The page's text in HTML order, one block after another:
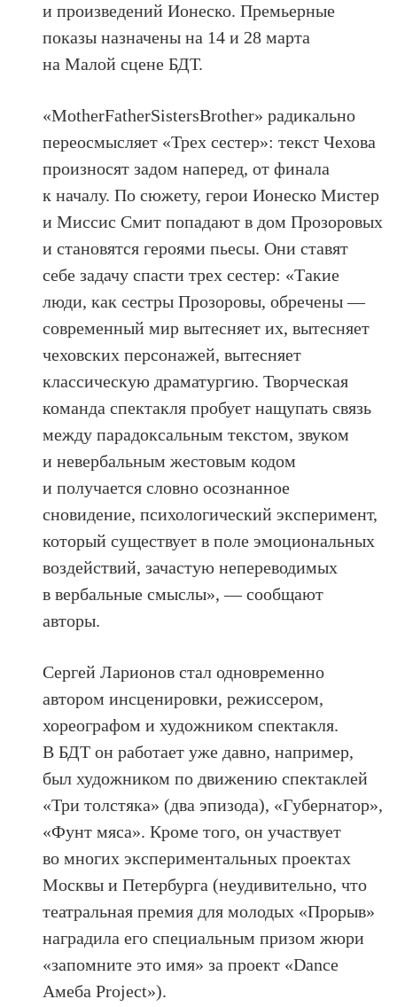
и произведений Ионеско. Премьерные
показы назначены на 14 и 28 марта
на Малой сцене БДТ.
«MotherFatherSistersBrother» радикально
переосмысляет «Трех сестер»: текст Чехова
произносят задом наперед, от финала
к началу. По сюжету, герои Ионеско Мистер
и Миссис Смит попадают в дом Прозоровых
и становятся героями пьесы. Они ставят
себе задачу спасти трех сестер: «Такие
люди, как сестры Прозоровы, обречены —
современный мир вытесняет их, вытесняет
чеховских персонажей, вытесняет
классическую драматургию. Творческая
команда спектакля пробует нащупать связь
между парадоксальным текстом, звуком
и невербальным жестовым кодом
и получается словно осознанное
сновидение, психологический эксперимент,
который существует в поле эмоциональных
воздействий, зачастую непереводимых
в вербальные смыслы», — сообщают
авторы.
Сергей Ларионов стал одновременно
автором инсценировки, режиссером,
хореографом и художником спектакля.
В БДТ он работает уже давно, например,
был художником по движению спектаклей
«Три толстяка» (два эпизода), «Губернатор»,
«Фунт мяса». Кроме того, он участвует
во многих экспериментальных проектах
Москвы и Петербурга (неудивительно, что
театральная премия для молодых «Прорыв»
наградила его специальным призом жюри
«запомните это имя» за проект «Dance
Амеба Project»).